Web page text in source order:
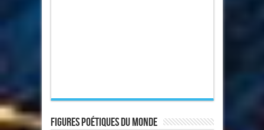
Figures poétiques du monde